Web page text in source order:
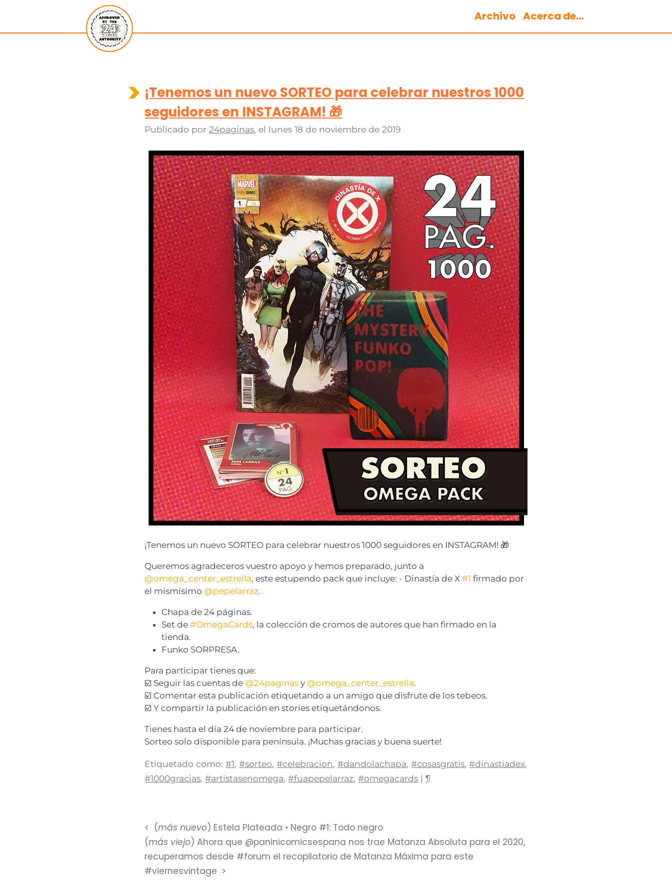
Archivo Acerca de...
¡Tenemos un nuevo SORTEO para celebrar nuestros 1000
seguidores en INSTAGRAM! 🎁
Publicado por24paginas, el lunes 18 de noviembre de 2019
¡Tenemos un nuevo SORTEO para celebrar nuestros 1000 seguidores en INSTAGRAM! 🎁
Queremos agradeceros vuestro apoyo y hemos preparado, junto a
@omega_center_estrella, este estupendo pack que incluye: - Dinastía de X#1 firmado por
el mismísimo @pepelarraz.
Chapa de 24 páginas.
Set de#OmegaCards, la colección de cromos de autores que han firmado en la
tienda.
Funko SORPRESA.
Para participar tienes que:
☑️ Seguir las cuentas de @24paginas y @omega_center_estrella.
☑️ Comentar esta publicación etiquetando a un amigo que disfrute de los tebeos.
☑️ Y compartir la publicación en stories etiquetándonos.
Tienes hasta el día 24 de noviembre para participar.
Sorteo solo disponible para península. ¡Muchas gracias y buena suerte!
Etiquetado como: #1,#sorteo,#celebracion,#dandolachapa,#cosasgratis,#dinastiadex,
#1000gracias,#artistasenomega,#fuapepelarraz,#omegacards |¶
(más nuevo) Estela Plateada • Negro #1: Todo negro
(más viejo) Ahora que @paninicomicsespana nos trae Matanza Absoluta para el 2020,
recuperamos desde #forum el recopilatorio de Matanza Máxima para este
#viernesvintage